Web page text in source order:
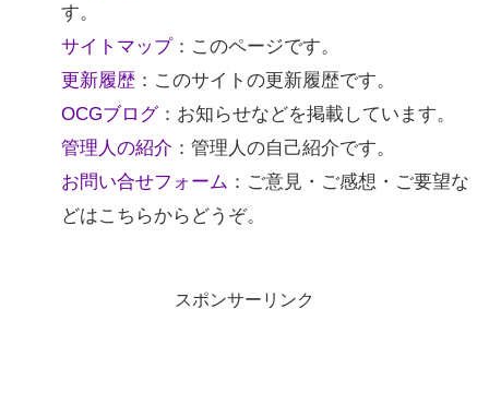
す。
サイトマップ：このページです。
更新履歴 ：このサイトの更新履歴です。
OCGブログ：お知らせなどを掲載しています。
管理人の紹介 ：管理人の自己紹介です。
お問い合せフォーム ：ご意見・ご感想・ご要望な
どはこちらからどうぞ。
スポンサーリンク